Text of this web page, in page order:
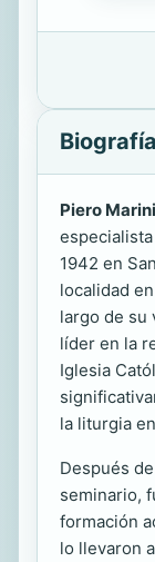
Piero Marini
1942 en
localidad
largo de su
líder en la
Iglesia
la liturgia
Después
seminario,
formación
lo llevaron